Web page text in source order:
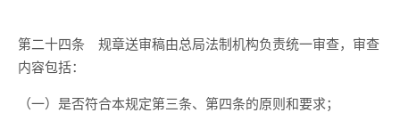
第二十四条 规章送审稿由总局法制机构负责统一审查，审查
内容包括：
（一）是否符合本规定第三条、第四条的原则和要求；